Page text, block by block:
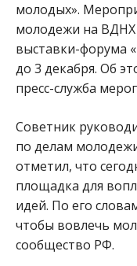
молодых».
молодежи на
выставки-форума
до 3 декабря. Об
пресс-служба
Советник
по делам
отметил, что
площадка для
идей. По его
чтобы вовлечь
сообщество РФ.